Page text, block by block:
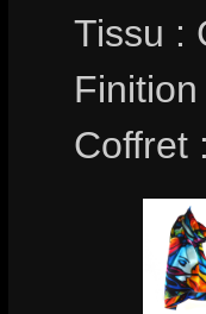
Tissu :
Coffret